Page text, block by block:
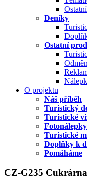
Deníky
Ostatní
O projektu
Náš příběh
Turistický
Turistické
Fotonálepky
Turistické
Doplňky k
Pomáháme
CZ-G235